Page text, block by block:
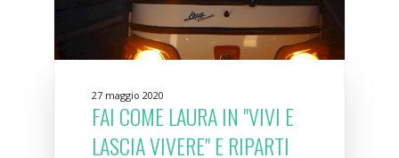
27 maggio 2020
FAI COME LAURA IN "VIVI E
LASCIA VIVERE" E RIPARTI